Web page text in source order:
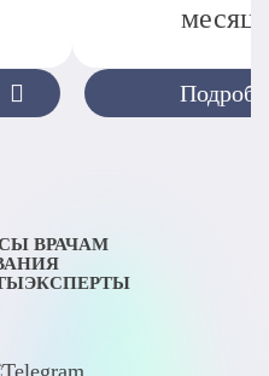
ВРАЧАМ
ЭКСПЕРТЫ